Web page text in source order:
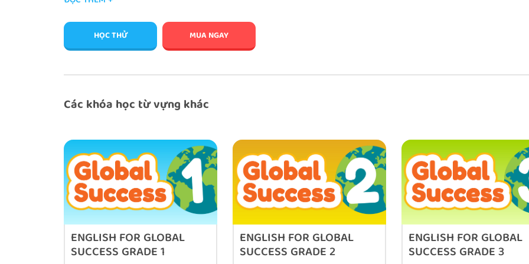
Bộ từ vựngVOCA FOR ENGLISH GRADE 6
(500 từ vựng thường gặp trong Tiếng Anh lớp 6 ) : là một bộ “bí
kíp” bao gồm 29 chủ đề bài học với hơn 509 từ vựng tiếng Anh quan trọng nhất được giảng dạy dựa theo
sách TIẾNG ANH LỚP 6 - Tuân thủ theo chương trình chuẩn tiếng Anh Trung học cơ sở của Bộ giáo dục
và Đào tạo.
HỌC THỬ MUA NGAY
Các khóa học từ vựng khác
ENGLISH FOR GLOBAL
SUCCESS GRADE 1
ENGLISH FOR GLOBAL
SUCCESS GRADE 2
ENGLISH FOR GLOBAL
SUCCESS GRADE 3